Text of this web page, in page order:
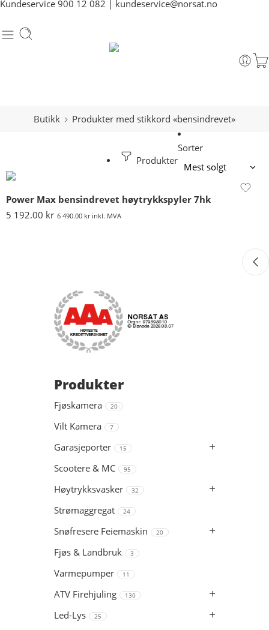
Kundeservice 900 12 082 kundeservice@norsat.no
Butikk Produkter med stikkord «bensindrevet»
Produkter
Sorter
Power Max bensindrevet høytrykkspyler 7hk
5 192.00 kr 6 490.00 krinkl. MVA
Produkter
Fjøskamera 20
Vilt Kamera 7
Garasjeporter 15
Scootere & MC 95
Høytrykksvasker 32
Strømaggregat 24
Snøfresere Feiemaskin 20
Fjøs & Landbruk 3
Varmepumper 11
ATV Firehjuling 130
Led-Lys 25